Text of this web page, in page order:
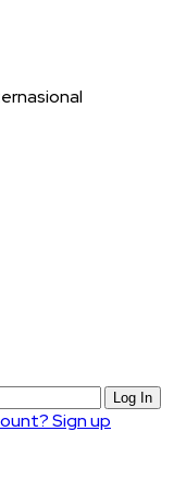
Log In
Sign up